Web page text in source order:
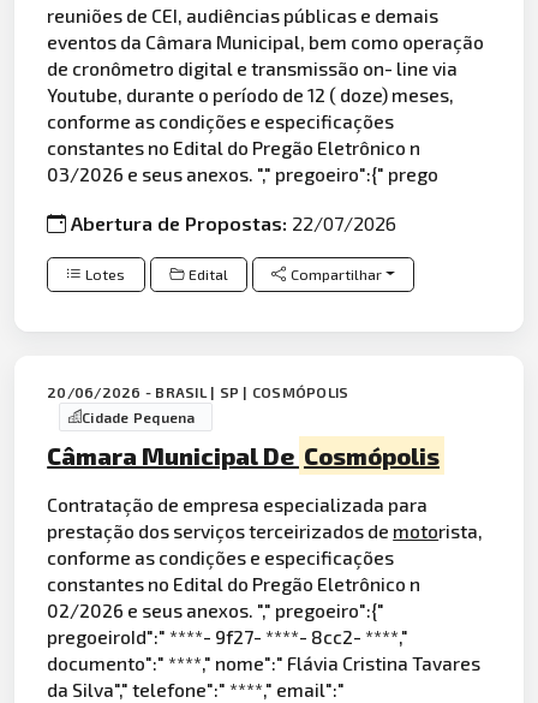
reuniões de CEI, audiências públicas e demais
eventos da Câmara Municipal, bem como operação
de cronômetro digital e transmissão on- line via
Youtube, durante o período de 12 ( doze) meses,
conforme as condições e especificações
constantes no Edital do Pregão Eletrônico n
03/2026 e seus anexos. "," pregoeiro":{" prego
Abertura de Propostas: 22/07/2026
Lotes Edital Compartilhar
20/06/2026 - BRASIL | SP | COSMÓPOLIS
Cidade Pequena
Câmara Municipal De Cosmópolis
Contratação de empresa especializada para
prestação dos serviços terceirizados de motorista,
conforme as condições e especificações
constantes no Edital do Pregão Eletrônico n
02/2026 e seus anexos. "," pregoeiro":{"
pregoeiroId":" ****- 9f27- ****- 8cc2- ****,"
documento":" ****," nome":" Flávia Cristina Tavares
da Silva"," telefone":" ****," email":"